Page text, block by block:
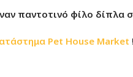
παντοτινό φίλο δίπλα
Pet House Market